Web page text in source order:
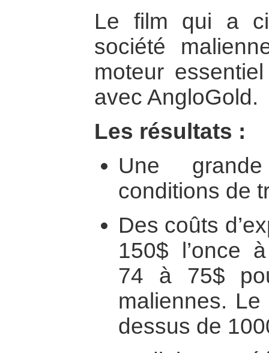
Le film qui a
société
moteur
avec AngloGold.
Les résultats :
Une
conditions de
Des coûts
150$ l’once
74 à 75$
maliennes. Le
dessus de